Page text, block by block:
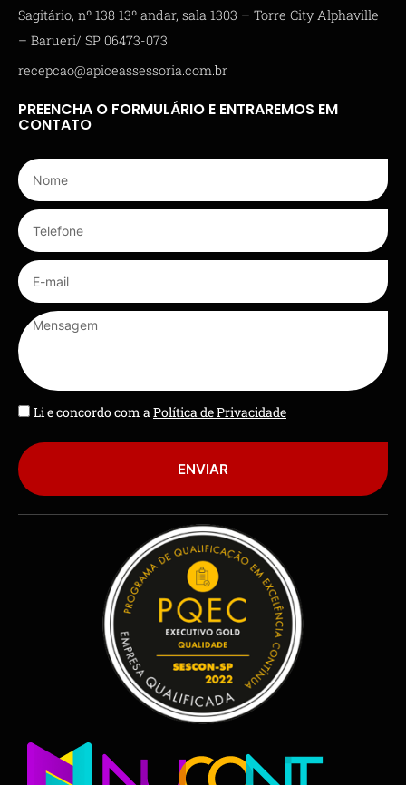
Sagitário, nº 138 13º andar, sala 1303 – Torre City Alphaville
– Barueri/ SP 06473-073
recepcao@apiceassessoria.com.br
PREENCHA O FORMULÁRIO E ENTRAREMOS EM
CONTATO
Li e concordo com aPolítica de Privacidade
ENVIAR